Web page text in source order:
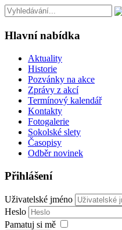
Hlavní nabídka
Aktuality
Historie
Pozvánky na akce
Zprávy z akcí
Termínový kalendář
Kontakty
Fotogalerie
Sokolské slety
Časopisy
Odběr novinek
Přihlášení
Uživatelské jméno
Heslo
Pamatuj si mě